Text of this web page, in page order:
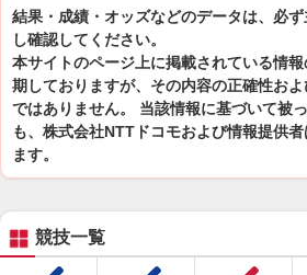
結果・成績・オッズなどのデータは、必
し確認してください。
本サイトのページ上に掲載されている情
期しておりますが、その内容の正確性お
ではありません。 当該情報に基づいて被
も、株式会社NTTドコモおよび情報提供
ます。
競技一覧